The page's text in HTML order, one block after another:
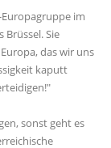
im
Brüssel. Sie
das wir uns
kaputt
sonst geht es